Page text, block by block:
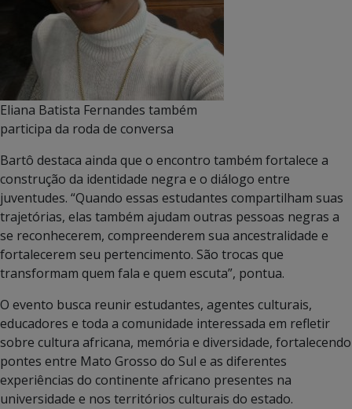
Eliana Batista Fernandes também
participa da roda de conversa
Bartô destaca ainda que o encontro também fortalece a
construção da identidade negra e o diálogo entre
juventudes. “Quando essas estudantes compartilham suas
trajetórias, elas também ajudam outras pessoas negras a
se reconhecerem, compreenderem sua ancestralidade e
fortalecerem seu pertencimento. São trocas que
transformam quem fala e quem escuta”, pontua.
O evento busca reunir estudantes, agentes culturais,
educadores e toda a comunidade interessada em refletir
sobre cultura africana, memória e diversidade, fortalecendo
pontes entre Mato Grosso do Sul e as diferentes
experiências do continente africano presentes na
universidade e nos territórios culturais do estado.